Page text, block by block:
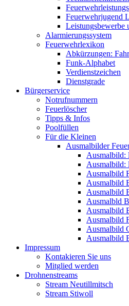
Feuerwehrjugend
Leistungsbewerbe
Alarmierungssystem
Feuerwehrlexikon
Abkürzungen:
Funk-Alphabet
Verdienstzeichen
Dienstgrade
Bürgerservice
Notrufnummern
Feuerlöscher
Tipps & Infos
Poolfüllen
Für die Kleinen
Ausmalbilder
Ausmalbild:
Ausmalbild:
Ausmalbild
Ausmalbild
Ausmalbild
Ausmalbld
Ausmalbild
Ausmalbild
Ausmalbild
Ausmalbild
Impressum
Kontakieren Sie uns
Mitglied werden
Drohnenstreams
Stream Neutillmitsch
Stream Stiwoll